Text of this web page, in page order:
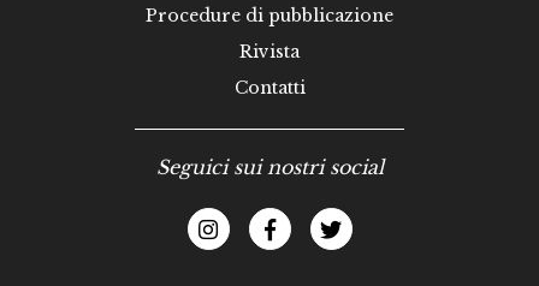
Procedure di pubblicazione
Rivista
Contatti
Seguici sui nostri social